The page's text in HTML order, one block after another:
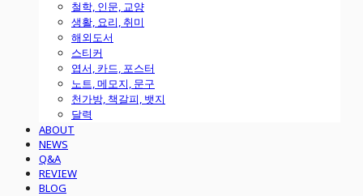
철학, 인문, 교양
생활, 요리, 취미
해외도서
스티커
엽서, 카드, 포스터
노트, 메모지, 문구
천가방, 책갈피, 뱃지
달력
ABOUT
NEWS
Q&A
REVIEW
BLOG